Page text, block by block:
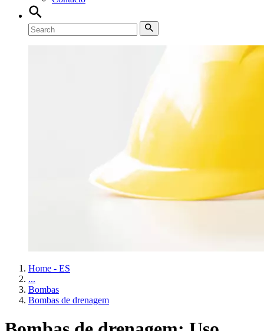
Home - ES
...
Bombas
Bombas de drenagem